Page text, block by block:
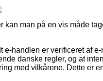
man på en vis måde
e-handlen er verificeret af
danske regler, og at
med vilkårene. Dette er